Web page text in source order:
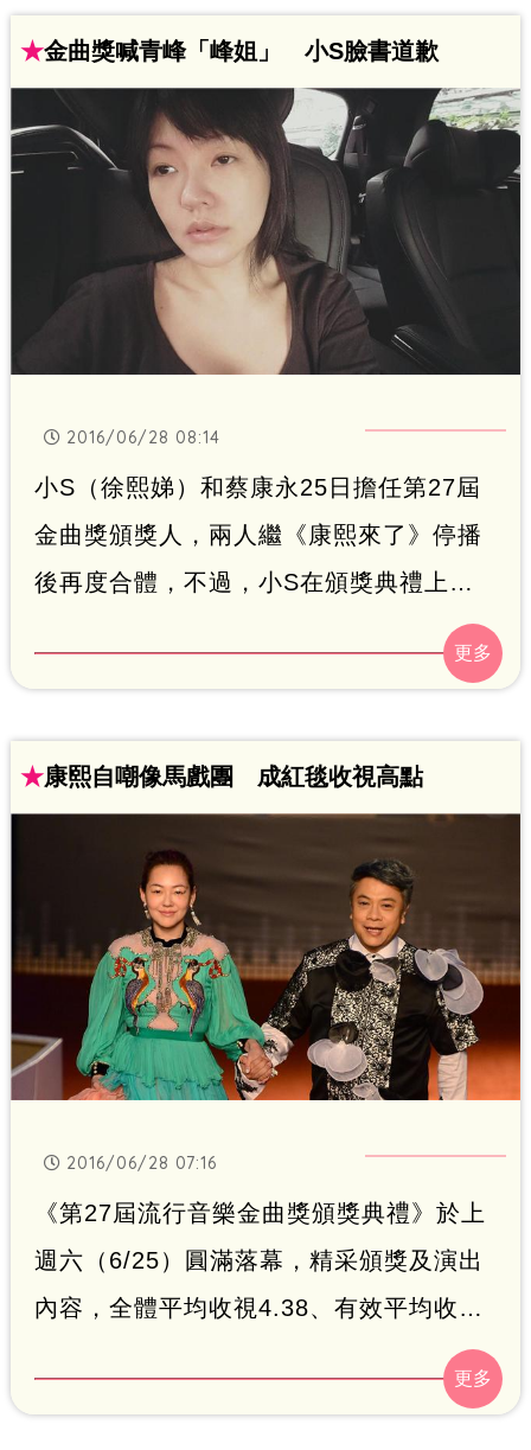
心，我會反省」接著當天的搭檔蔡康永，
也緊接著對此道歉表示「過濾不夠周延就
是我的錯。」
★金曲獎喊青峰「峰姐」 小S臉書道歉
2016/06/28 08:14
小S（徐熙娣）和蔡康永25日擔任第27屆
金曲獎頒獎人，兩人繼《康熙來了》停播
後再度合體，不過，小S在頒獎典禮上狂
開「蘇打綠」主唱青峰的玩笑，頻頻稱其
「峰姐」，氣得他作勢離場，雖然青峰在
友仍是批評小S玩笑太過火，她今天清晨
也在臉書正式道歉。
★康熙自嘲像馬戲團 成紅毯收視高點
2016/06/28 07:16
《第27屆流行音樂金曲獎頒獎典禮》於上
週六（6/25）圓滿落幕，精采頒獎及演出
內容，全體平均收視4.38、有效平均收視
5.08，雙居全國第一，其中20至34歲女性
分眾收視更衝出6.71、總收視人口392萬6